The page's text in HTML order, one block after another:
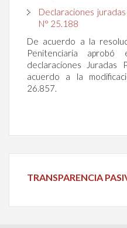
Declaraciones
N° 25.188
De acuerdo a la
Penitenciaria
declaraciones Juradas
acuerdo a la
26.857.
TRANSPARENCIA